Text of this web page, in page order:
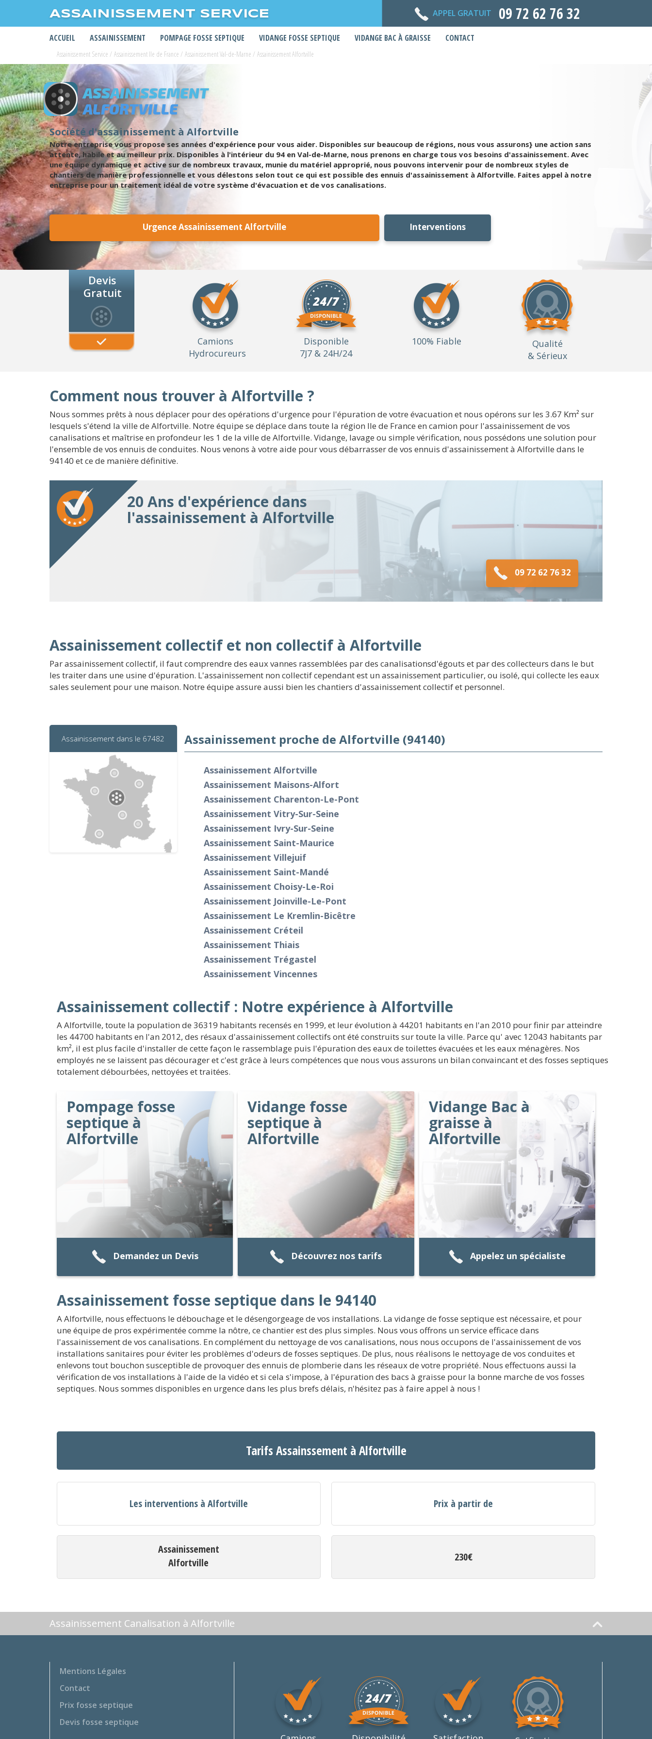
ASSAINISSEMENT SERVICE APPEL GRATUIT 09 72 62 76 32
ACCUEIL ASSAINISSEMENT POMPAGE FOSSE SEPTIQUE VIDANGE FOSSE SEPTIQUE VIDANGE BAC À GRAISSE CONTACT
Assainissement Service / Assainissement Ile de France / Assainissement Val-de-Marne / Assainissement Alfortville
ASSAINISSEMENT
ALFORTVILLE
Société d'assainissement à Alfortville
Notre entreprise vous propose ses années d'expérience pour vous aider. Disponibles sur beaucoup de régions, nous vous assurons} une action sans
attente, habile et au meilleur prix. Disponibles à l'intérieur du 94 en Val-de-Marne, nous prenons en charge tous vos besoins d'assainissement. Avec
une équipe dynamique et active sur de nombreux travaux, munie du matériel approprié, nous pouvons intervenir pour de nombreux styles de
chantiers de manière professionnelle et vous délestons selon tout ce qui est possible des ennuis d'assainissement à Alfortville. Faites appel à notre
entreprise pour un traitement idéal de votre système d'évacuation et de vos canalisations.
Urgence Assainissement Alfortville Interventions
Devis
Gratuit
Camions
Hydrocureurs
Disponible
7J7 & 24H/24
100% Fiable
Qualité
& Sérieux
Comment nous trouver à Alfortville ?
Nous sommes prêts à nous déplacer pour des opérations d'urgence pour l'épuration de votre évacuation et nous opérons sur les 3.67 Km² sur
lesquels s'étend la ville de Alfortville. Notre équipe se déplace dans toute la région Ile de France en camion pour l'assainissement de vos
canalisations et maîtrise en profondeur les 1 de la ville de Alfortville. Vidange, lavage ou simple vérification, nous possédons une solution pour
l'ensemble de vos ennuis de conduites. Nous venons à votre aide pour vous débarrasser de vos ennuis d'assainissement à Alfortville dans le
94140 et ce de manière définitive.
20 Ans d'expérience dans
l'assainissement à Alfortville
09 72 62 76 32
Assainissement collectif et non collectif à Alfortville
Par assainissement collectif, il faut comprendre des eaux vannes rassemblées par des canalisationsd'égouts et par des collecteurs dans le but
les traiter dans une usine d'épuration. L'assainissement non collectif cependant est un assainissement particulier, ou isolé, qui collecte les eaux
sales seulement pour une maison. Notre équipe assure aussi bien les chantiers d'assainissement collectif et personnel.
Assainissement dans le 67482 Assainissement proche de Alfortville (94140)
Assainissement Alfortville
Assainissement Maisons-Alfort
Assainissement Charenton-Le-Pont
Assainissement Vitry-Sur-Seine
Assainissement Ivry-Sur-Seine
Assainissement Saint-Maurice
Assainissement Villejuif
Assainissement Saint-Mandé
Assainissement Choisy-Le-Roi
Assainissement Joinville-Le-Pont
Assainissement Le Kremlin-Bicêtre
Assainissement Créteil
Assainissement Thiais
Assainissement Trégastel
Assainissement Vincennes
Assainissement collectif : Notre expérience à Alfortville
A Alfortville, toute la population de 36319 habitants recensés en 1999, et leur évolution à 44201 habitants en l'an 2010 pour finir par atteindre
les 44700 habitants en l'an 2012, des résaux d'assainissement collectifs ont été construits sur toute la ville. Parce qu' avec 12043 habitants par
km², il est plus facile d'installer de cette façon le rassemblage puis l'épuration des eaux de toilettes évacuées et les eaux ménagères. Nos
employés ne se laissent pas décourager et c'est grâce à leurs compétences que nous vous assurons un bilan convaincant et des fosses septiques
totalement débourbées, nettoyées et traitées.
Pompage fosse
septique à
Alfortville
Demandez un Devis
Vidange fosse
septique à
Alfortville
Découvrez nos tarifs
Vidange Bac à
graisse à
Alfortville
Appelez un spécialiste
Assainissement fosse septique dans le 94140
A Alfortville, nous effectuons le débouchage et le désengorgeage de vos installations. La vidange de fosse septique est nécessaire, et pour
une équipe de pros expérimentée comme la nôtre, ce chantier est des plus simples. Nous vous offrons un service efficace dans
l'assainissement de vos canalisations. En complément du nettoyage de vos canalisations, nous nous occupons de l'assainissement de vos
installations sanitaires pour éviter les problèmes d'odeurs de fosses septiques. De plus, nous réalisons le nettoyage de vos conduites et
enlevons tout bouchon susceptible de provoquer des ennuis de plomberie dans les réseaux de votre propriété. Nous effectuons aussi la
vérification de vos installations à l'aide de la vidéo et si cela s'impose, à l'épuration des bacs à graisse pour la bonne marche de vos fosses
septiques. Nous sommes disponibles en urgence dans les plus brefs délais, n'hésitez pas à faire appel à nous !
Tarifs Assainssement à Alfortville
Les interventions à Alfortville Prix à partir de
Assainissement
Alfortville
230€
Assainissement Canalisation à Alfortville
Mentions Légales
Contact
Prix fosse septique
Devis fosse septique